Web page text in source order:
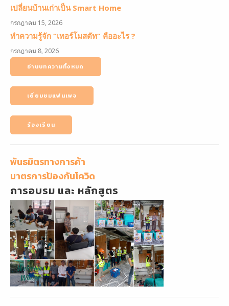
เปลี่ยนบ้านเก่าเป็น Smart Home
กรกฎาคม 15, 2026
ทำความรู้จัก “เทอร์โมสตัท” คืออะไร ?
กรกฎาคม 8, 2026
อ่านบทความทั้งหมด
เยี่ยมชมแฟนเพจ
ร้องเรียน
พันธมิตรทางการค้า
มาตรการป้องกันโควิด
การอบรม และ หลักสูตร